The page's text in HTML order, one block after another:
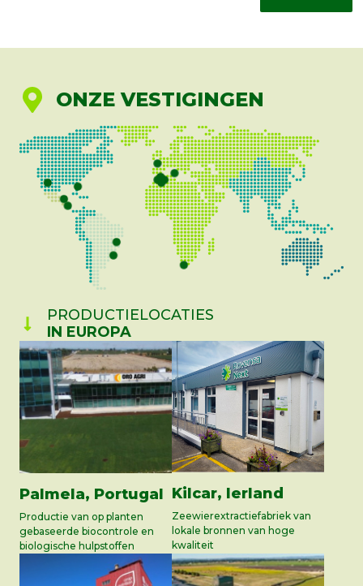
ONZE VESTIGINGEN
PRODUCTIELOCATIES
IN EUROPA
Palmela, Portugal
Productie van op planten
gebaseerde biocontrole en
biologische hulpstoffen
Kilcar, Ierland
Zeewierextractiefabriek van
lokale bronnen van hoge
kwaliteit